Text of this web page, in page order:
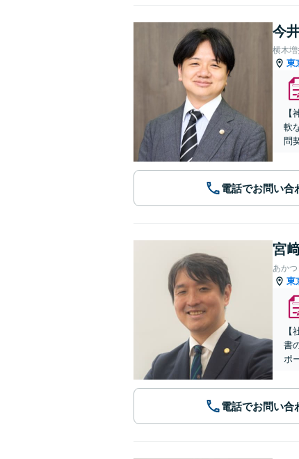
今
横木
東
軟
問
電話でお問い合
宮
あか
東
書
ポ
電話でお問い合